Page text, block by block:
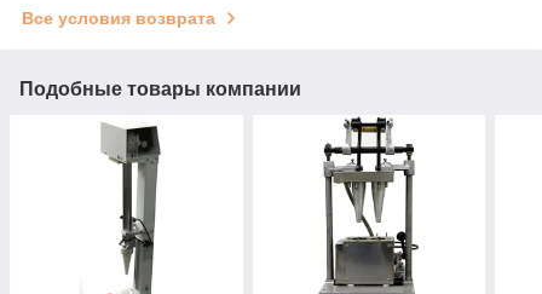
Все условия возврата
Подобные товары компании